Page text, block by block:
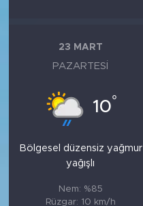
23 MART
PAZARTESI
10°
Bölgesel düzensiz yağmur
yağışlı
Nem: %85
Rüzgar: 10 km/h